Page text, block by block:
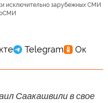
исключительно зарубежных СМИ
Саакашвили в свое